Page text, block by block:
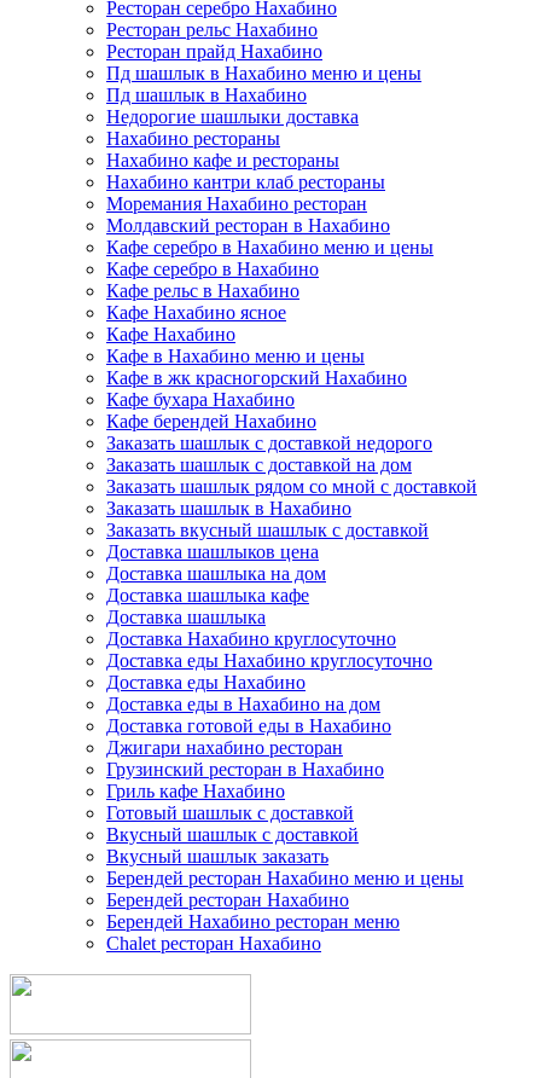
Ресторан серебро Нахабино
Ресторан рельс Нахабино
Ресторан прайд Нахабино
Пд шашлык в Нахабино меню и цены
Пд шашлык в Нахабино
Недорогие шашлыки доставка
Нахабино рестораны
Нахабино кафе и рестораны
Нахабино кантри клаб рестораны
Моремания Нахабино ресторан
Молдавский ресторан в Нахабино
Кафе серебро в Нахабино меню и цены
Кафе серебро в Нахабино
Кафе рельс в Нахабино
Кафе Нахабино ясное
Кафе Нахабино
Кафе в Нахабино меню и цены
Кафе в жк красногорский Нахабино
Кафе бухара Нахабино
Кафе берендей Нахабино
Заказать шашлык с доставкой недорого
Заказать шашлык с доставкой на дом
Заказать шашлык рядом со мной с доставкой
Заказать шашлык в Нахабино
Заказать вкусный шашлык с доставкой
Доставка шашлыков цена
Доставка шашлыка на дом
Доставка шашлыка кафе
Доставка шашлыка
Доставка Нахабино круглосуточно
Доставка еды Нахабино круглосуточно
Доставка еды Нахабино
Доставка еды в Нахабино на дом
Доставка готовой еды в Нахабино
Джигари нахабино ресторан
Грузинский ресторан в Нахабино
Гриль кафе Нахабино
Готовый шашлык с доставкой
Вкусный шашлык с доставкой
Вкусный шашлык заказать
Берендей ресторан Нахабино меню и цены
Берендей ресторан Нахабино
Берендей Нахабино ресторан меню
Chalet ресторан Нахабино